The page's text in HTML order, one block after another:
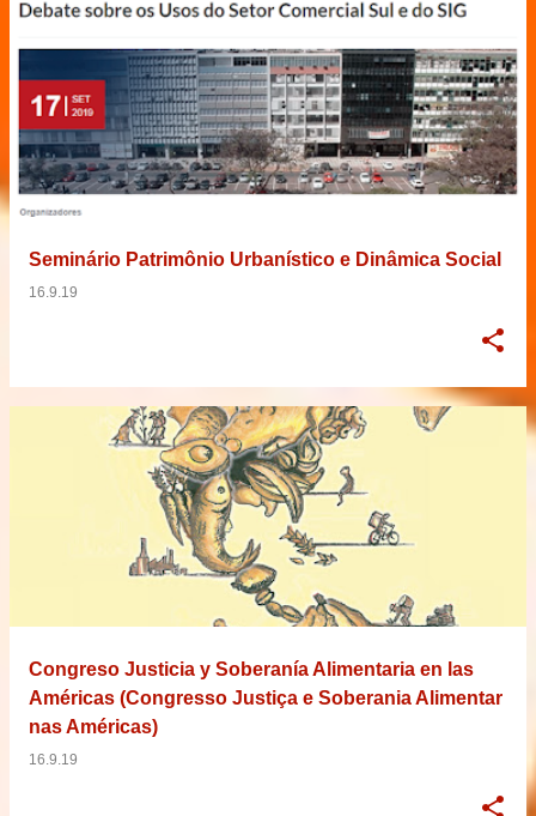
Seminário Patrimônio Urbanístico e Dinâmica Social
16.9.19
Congreso Justicia y Soberanía Alimentaria en las
Américas (Congresso Justiça e Soberania Alimentar
nas Américas)
16.9.19